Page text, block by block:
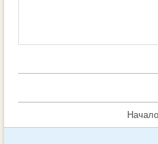
Начало